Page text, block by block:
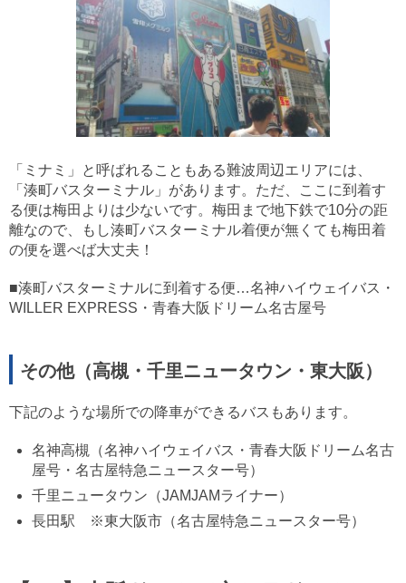
「ミナミ」と呼ばれることもある難波周辺エリアには、
「湊町バスターミナル」があります。ただ、ここに到着す
る便は梅田よりは少ないです。梅田まで地下鉄で10分の距
離なので、もし湊町バスターミナル着便が無くても梅田着
の便を選べば大丈夫！
■湊町バスターミナルに到着する便…名神ハイウェイバス・
WILLER EXPRESS・青春大阪ドリーム名古屋号
その他（高槻・千里ニュータウン・東大阪）
下記のような場所での降車ができるバスもあります。
名神高槻（名神ハイウェイバス・青春大阪ドリーム名古
屋号・名古屋特急ニュースター号）
千里ニュータウン（JAMJAMライナー）
長田駅 ※東大阪市（名古屋特急ニュースター号）